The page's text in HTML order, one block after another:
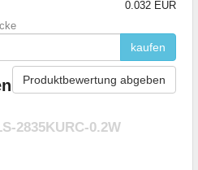
0.032 EUR
kaufen
Produktbewertung abgeben
2835KURC-0.2W